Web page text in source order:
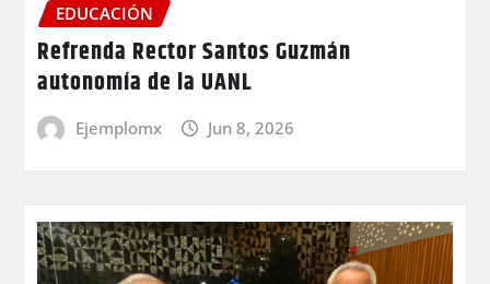
EDUCACIÓN
Refrenda Rector Santos Guzmán
autonomía de la UANL
Ejemplomx Jun 8, 2026